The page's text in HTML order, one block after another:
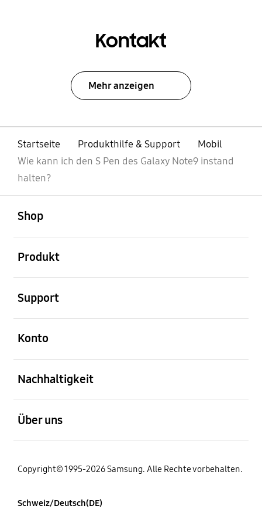
Kontakt
Mehr anzeigen
Startseite Produkthilfe & Support
Mobil
Wie kann ich den S Pen des Galaxy Note9 instand
halten?
Shop
Produkt
Support
Konto
Nachhaltigkeit
Über uns
Copyright© 1995-2026 Samsung. Alle Rechte vorbehalten.
Schweiz/Deutsch(DE)